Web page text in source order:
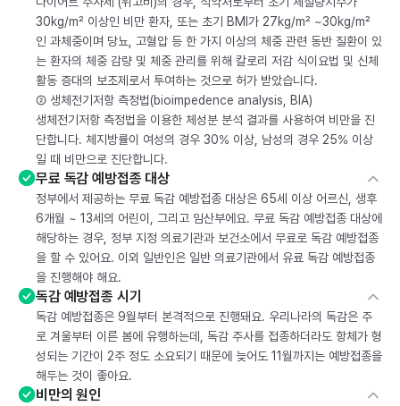
30kg/m² 이상인 비만 환자, 또는 초기 BMI가 27kg/m² ~30kg/m²
인 과체중이며 당뇨, 고혈압 등 한 가지 이상의 체중 관련 동반 질환이 있
는 환자의 체중 감량 및 체중 관리를 위해 칼로리 저감 식이요법 및 신체
활동 증대의 보조제로서 투여하는 것으로 허가 받았습니다.
② 생체전기저항 측정법(bioimpedence analysis, BIA)
생체전기저항 측정법을 이용한 체성분 분석 결과를 사용하여 비만을 진
단합니다. 체지방률이 여성의 경우 30% 이상, 남성의 경우 25% 이상
일 때 비만으로 진단합니다.
무료 독감 예방접종 대상
정부에서 제공하는 무료 독감 예방접종 대상은 65세 이상 어르신, 생후
6개월 ~ 13세의 어린이, 그리고 임산부에요. 무료 독감 예방접종 대상에
해당하는 경우, 정부 지정 의료기관과 보건소에서 무료로 독감 예방접종
을 할 수 있어요. 이외 일반인은 일반 의료기관에서 유료 독감 예방접종
을 진행해야 해요.
독감 예방접종 시기
독감 예방접종은 9월부터 본격적으로 진행돼요. 우리나라의 독감은 주
로 겨울부터 이른 봄에 유행하는데, 독감 주사를 접종하더라도 항체가 형
성되는 기간이 2주 정도 소요되기 때문에 늦어도 11월까지는 예방접종을
해두는 것이 좋아요.
비만의 원인